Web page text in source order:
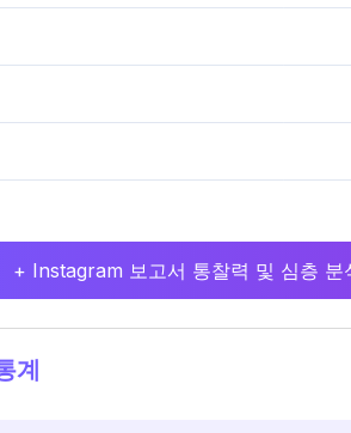
+ Instagram 보고서 통찰력 및 심층 분
계